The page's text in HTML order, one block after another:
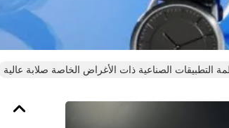
التطبيقات الصناعية ذات الأغراض الخاصة صلابة عالية